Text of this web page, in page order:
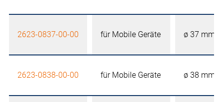
2623-0837-00-00 für Mobile Geräte ø 37 mm
2623-0838-00-00 für Mobile Geräte ø 38 mm